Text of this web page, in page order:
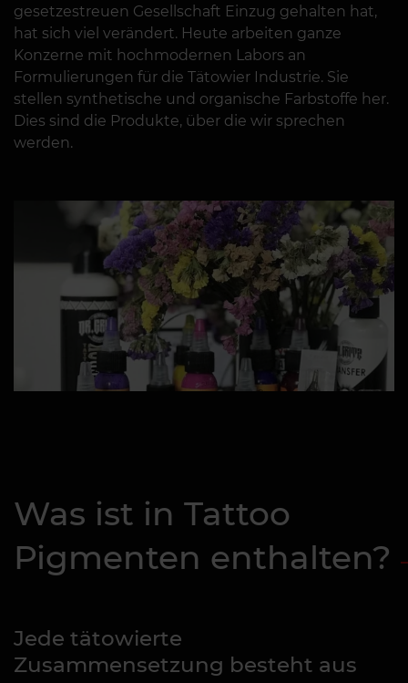
gesetzestreuen Gesellschaft Einzug gehalten hat,
hat sich viel verändert. Heute arbeiten ganze
Konzerne mit hochmodernen Labors an
Formulierungen für die Tätowier Industrie. Sie
stellen synthetische und organische Farbstoffe her.
Dies sind die Produkte, über die wir sprechen
werden.
Was ist in Tattoo
Pigmenten enthalten?
Jede tätowierte
Zusammensetzung besteht aus